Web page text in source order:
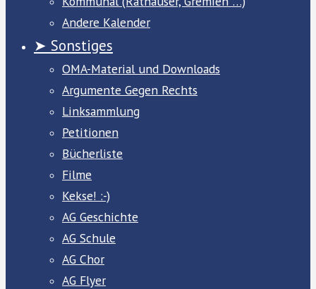
Andere Kalender
➤ Sonstiges
OMA-Material und Downloads
Argumente Gegen Rechts
Linksammlung
Petitionen
Bücherliste
Filme
Kekse! :-)
AG Geschichte
AG Schule
AG Chor
AG Flyer